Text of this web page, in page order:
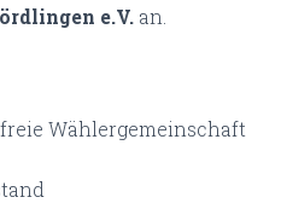
e.V. an.
Wählergemeinschaft